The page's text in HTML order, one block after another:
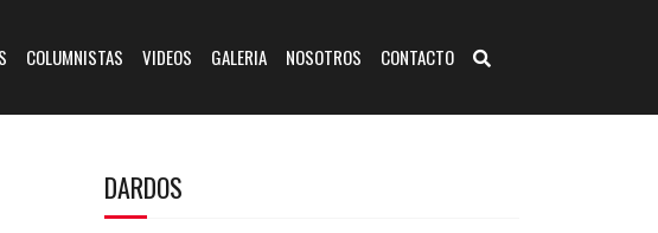
COLUMNISTAS VIDEOS GALERIA NOSOTROS CONTACTO
DARDOS